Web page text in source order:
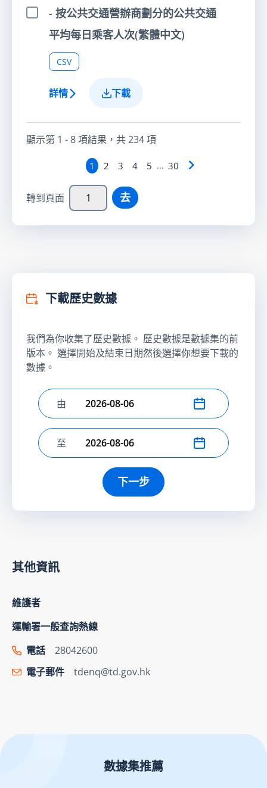
選擇項目- 按公共交通營辦商劃分的公共交通
平均每日乘客人次(繁體中文)
CSV
詳情 下載
顯示第 1 - 8項結果，共234項
1 2 3 4 5 ... 30
轉到頁面 去
下載歷史數據
我們為你收集了歷史數據。 歷史數據是數據集的前
版本。 選擇開始及結束日期然後選擇你想要下載的
數據。
選擇開始日期
由
選擇結束日期
至
下一步
其他資訊
維護者
運輸署一般查詢熱線
電話
28042600
電子郵件
tdenq@td.gov.hk
數據集推薦